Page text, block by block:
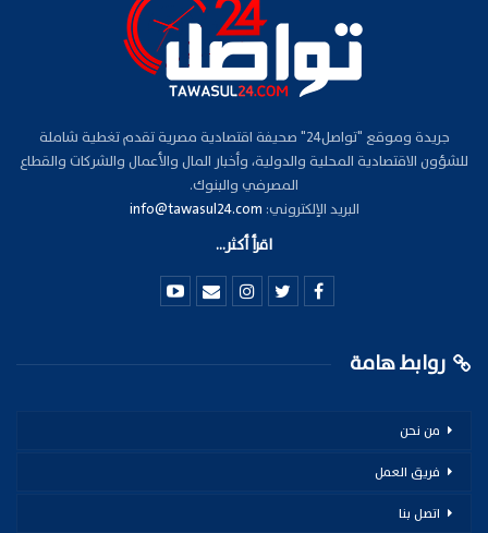
جريدة وموقع "تواصل24" صحيفة اقتصادية مصرية تقدم تغطية شاملة
للشؤون الاقتصادية المحلية والدولية، وأخبار المال والأعمال والشركات والقطاع
المصرفي والبنوك.
البريد الإلكتروني: info@tawasul24.com
اقرأ أكثر...
روابط هامة
من نحن
فريق العمل
اتصل بنا